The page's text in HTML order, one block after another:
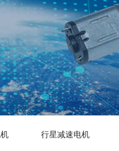
行星减速电机